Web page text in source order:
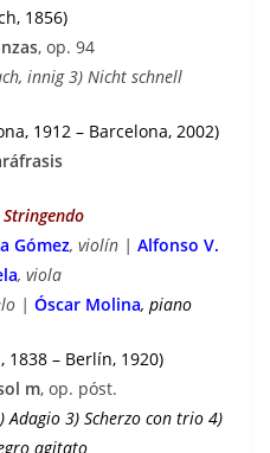
1856)
, op. 94
innig 3) Nicht schnell
1912 – Barcelona, 2002)
Stringendo
Gómez, violín | Alfonso V.
, viola
| Óscar Molina, piano
1838 – Berlín, 1920)
m, op. póst.
3) Scherzo con trio 4)
agitato